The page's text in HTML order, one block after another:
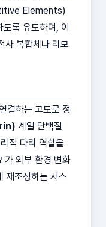
Elements)
록 유도하며, 이
사 복합체나 리모
하는 고도로 정
계열 단백질
적 다리 역할을
가 외부 환경 변화
재조정하는 시스